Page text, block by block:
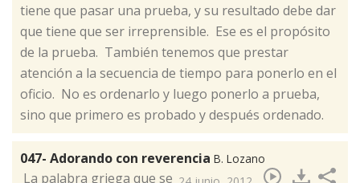
tiene que pasar una prueba, y su resultado debe dar
que tiene que ser irreprensible. Ese es el propósito
de la prueba. También tenemos que prestar
atención a la secuencia de tiempo para ponerlo en el
oficio. No es ordenarlo y luego ponerlo a prueba,
sino que primero es probado y después ordenado.
047- Adorando con reverencia B. Lozano
​ La palabra griega que se